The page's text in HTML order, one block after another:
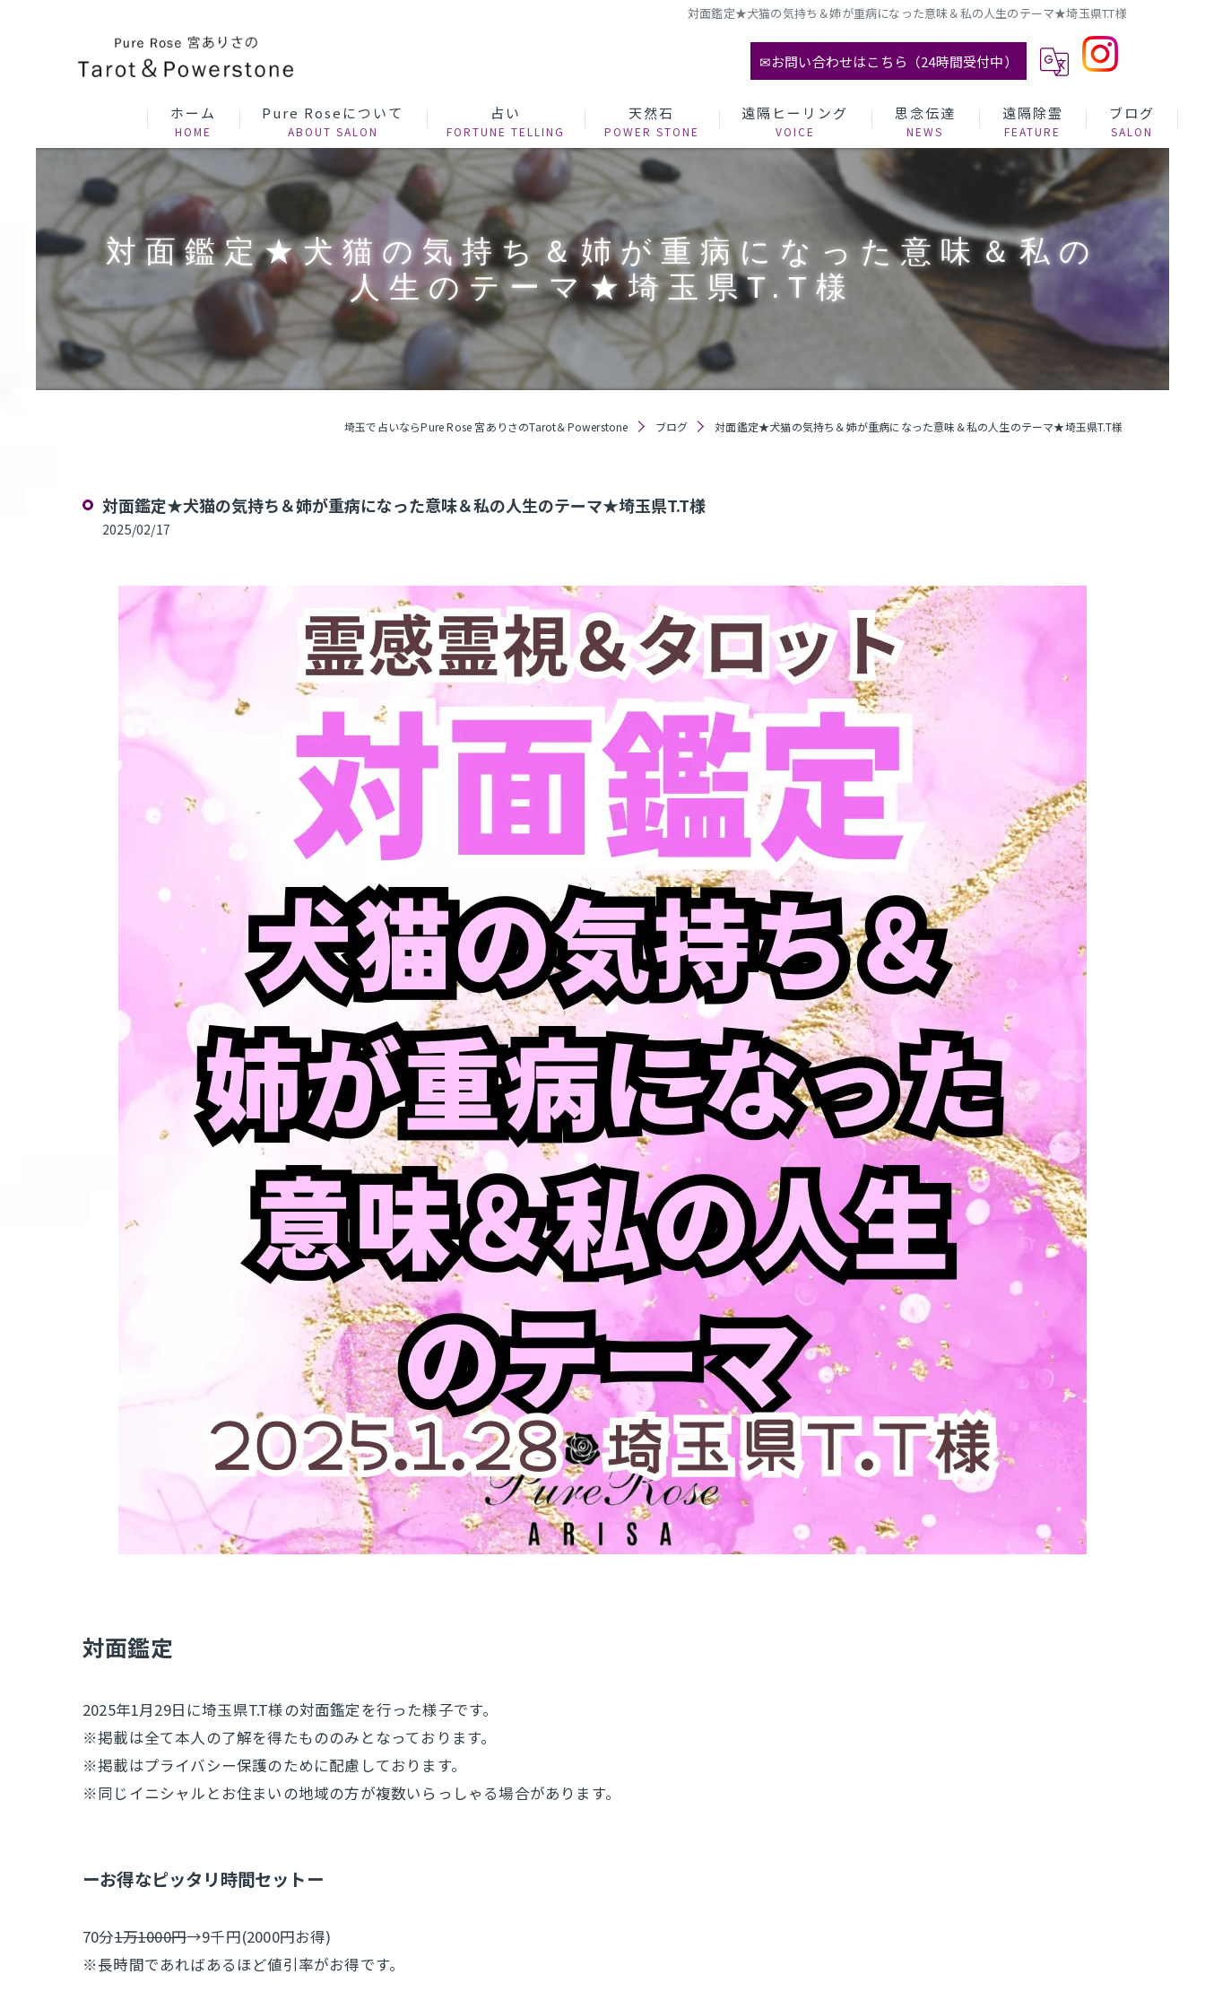
対面鑑定★犬猫の気持ち＆姉が重病になった意味＆私の人生のテーマ★埼玉県T.T様
✉お問い合わせはこちら（24時間受付中）
ホーム Pure Roseについて 占い 天然石 遠隔ヒーリング 思念伝達 遠隔除霊 ブログ
対面鑑定★犬猫の気持ち＆姉が重病になった意味＆私の
人生のテーマ★埼玉県T.T様
埼玉で占いならPure Rose 宮ありさのTarot＆Powerstone ブログ 対面鑑定★犬猫の気持ち＆姉が重病になった意味＆私の人生のテーマ★埼玉県T.T様
対面鑑定★犬猫の気持ち＆姉が重病になった意味＆私の人生のテーマ★埼玉県T.T様
2025/02/17
​対面鑑定
2025年1月29日に埼玉県T.T様の対面鑑定を行った様子です。
※掲載は全て本人の了解を得たもののみとなっております。
※掲載はプライバシー保護のために配慮しております。
※同じイニシャルとお住まいの地域の方が複数いらっしゃる場合があります。
ーお得なピッタリ時間セットー
70分1万1000円→9千円(2000円お得)
※長時間であればあるほど値引率がお得です。